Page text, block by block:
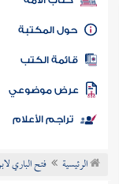
كتاب الأمة
المكتبة
الكتب
موضوعي
تراجم الأعلام
الرئيسية فتح الباري